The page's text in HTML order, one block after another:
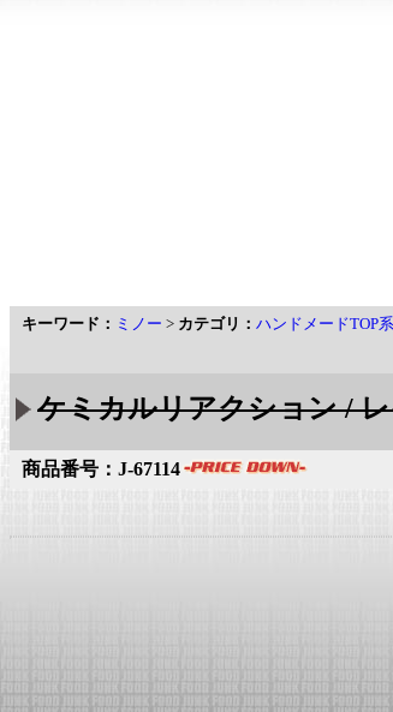
キーワード： ミノー > カテゴリ： ハンドメードTOP系
ケミカルリアクション /
商品番号：J-67114